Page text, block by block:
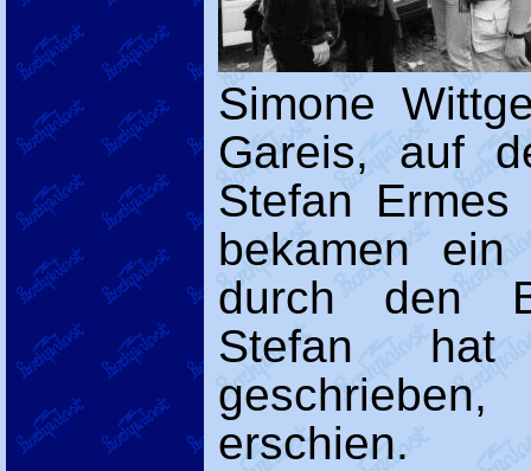
Simone
Gareis, auf
Stefan
bekamen
durch den
Stefan
erschien.